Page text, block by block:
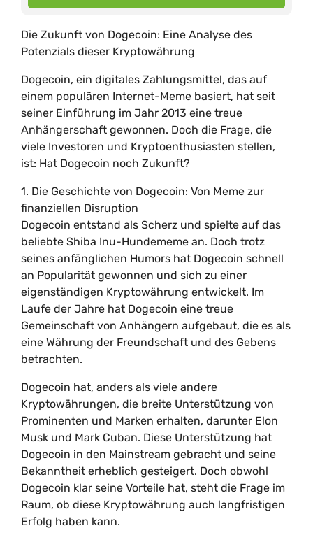
Die Zukunft von Dogecoin: Eine Analyse des
Potenzials dieser Kryptowährung
Dogecoin, ein digitales Zahlungsmittel, das auf
einem populären Internet-Meme basiert, hat seit
seiner Einführung im Jahr 2013 eine treue
Anhängerschaft gewonnen. Doch die Frage, die
viele Investoren und Kryptoenthusiasten stellen,
ist: Hat Dogecoin noch Zukunft?
1. Die Geschichte von Dogecoin: Von Meme zur
finanziellen Disruption
Dogecoin entstand als Scherz und spielte auf das
beliebte Shiba Inu-Hundememe an. Doch trotz
seines anfänglichen Humors hat Dogecoin schnell
an Popularität gewonnen und sich zu einer
eigenständigen Kryptowährung entwickelt. Im
Laufe der Jahre hat Dogecoin eine treue
Gemeinschaft von Anhängern aufgebaut, die es als
eine Währung der Freundschaft und des Gebens
betrachten.
Dogecoin hat, anders als viele andere
Kryptowährungen, die breite Unterstützung von
Prominenten und Marken erhalten, darunter Elon
Musk und Mark Cuban. Diese Unterstützung hat
Dogecoin in den Mainstream gebracht und seine
Bekanntheit erheblich gesteigert. Doch obwohl
Dogecoin klar seine Vorteile hat, steht die Frage im
Raum, ob diese Kryptowährung auch langfristigen
Erfolg haben kann.